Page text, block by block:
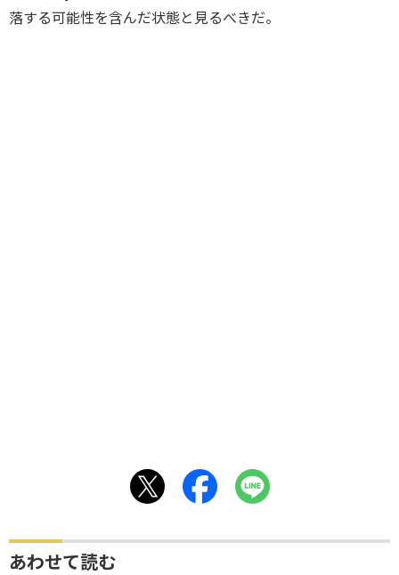
落する可能性を含んだ状態と見るべきだ。
あわせて読む